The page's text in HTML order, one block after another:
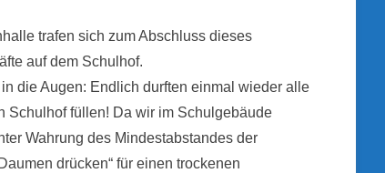
trafen sich zum Abschluss dieses
auf dem Schulhof.
die Augen: Endlich durften einmal wieder alle
Schulhof füllen! Da wir im Schulgebäude
Wahrung des Mindestabstandes der
drücken“ für einen trockenen